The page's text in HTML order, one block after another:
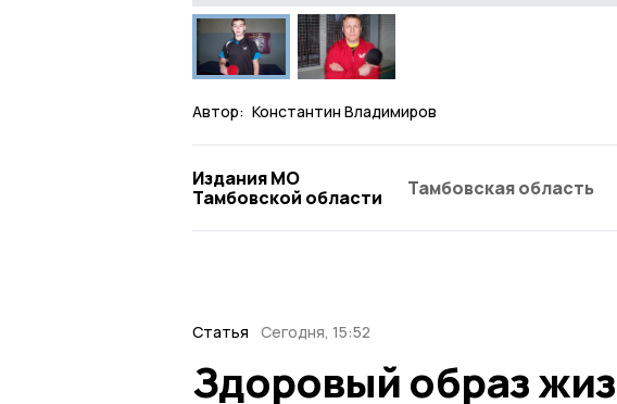
Автор: Константин Владимиров
Издания МО
Тамбовской области
Тамбовская область
Статья Сегодня, 15:52
Здоровый образ